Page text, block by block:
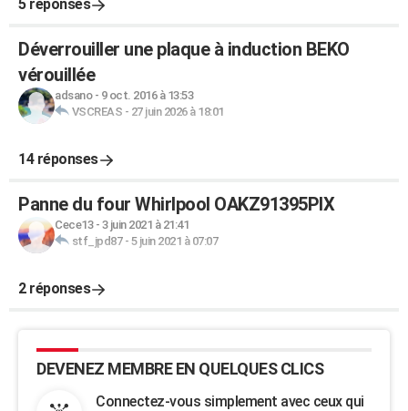
5 réponses
Déverrouiller une plaque à induction BEKO
vérouillée
adsano- 9 oct. 2016 à 13:53
VSCREAS - 27 juin 2026 à 18:01
14 réponses
Panne du four Whirlpool OAKZ91395PIX
Cece13- 3 juin 2021 à 21:41
stf_jpd87- 5 juin 2021 à 07:07
2 réponses
DEVENEZ MEMBRE EN QUELQUES CLICS
Connectez-vous simplement avec ceux qui